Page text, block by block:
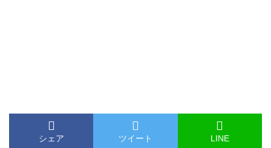
シェア ツイート LINE